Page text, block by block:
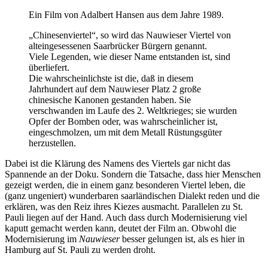
Ein Film von Adalbert Hansen aus dem Jahre 1989.
„Chinesenviertel“, so wird das Nauwieser Viertel von
alteingesessenen Saarbrücker Bürgern genannt.
Viele Legenden, wie dieser Name entstanden ist, sind
überliefert.
Die wahrscheinlichste ist die, daß in diesem
Jahrhundert auf dem Nauwieser Platz 2 große
chinesische Kanonen gestanden haben. Sie
verschwanden im Laufe des 2. Weltkrieges; sie wurden
Opfer der Bomben oder, was wahrscheinlicher ist,
eingeschmolzen, um mit dem Metall Rüstungsgüter
herzustellen.
Dabei ist die Klärung des Namens des Viertels gar nicht das
Spannende an der Doku. Sondern die Tatsache, dass hier Menschen
gezeigt werden, die in einem ganz besonderen Viertel leben, die
(ganz ungeniert) wunderbaren saarländischen Dialekt reden und die
erklären, was den Reiz ihres Kiezes ausmacht. Parallelen zu St.
Pauli liegen auf der Hand. Auch dass durch Modernisierung viel
kaputt gemacht werden kann, deutet der Film an. Obwohl die
Modernisierung im Nauwieserbesser gelungen ist, als es hier in
Hamburg auf St. Pauli zu werden droht.